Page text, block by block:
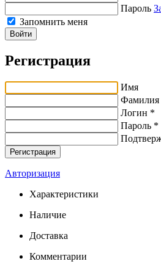
Пароль
Запомнить меня
Войти
Регистрация
Имя
Фамилия
Логин *
Пароль *
Авторизация
Характеристики
Наличие
Доставка
Комментарии